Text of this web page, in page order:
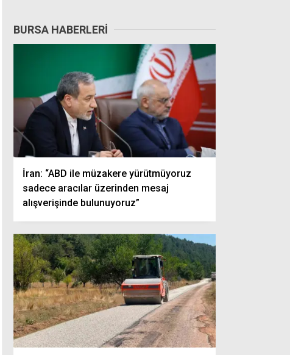
BURSA HABERLERI
İran: “ABD ile müzakere yürütmüyoruz
sadece aracılar üzerinden mesaj
alışverişinde bulunuyoruz”